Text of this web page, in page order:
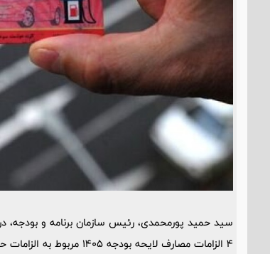
4 الزامات مصارف لایحه